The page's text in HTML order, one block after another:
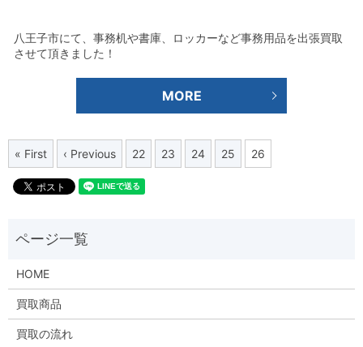
八王子市にて、事務机や書庫、ロッカーなど事務用品を出張買取
させて頂きました！
MORE
« First ‹ Previous 22 23 24 25 26
HOME
買取商品
買取の流れ